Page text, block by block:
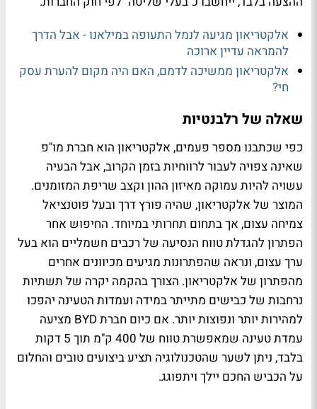
אלקטריאון מגיעה לנמל התעופה במילאנו - אבל הדרך
להמראה עדיין ארוכה
אלקטריאון ממשיכה לדמם, האם היה מקום להערת עסק
חי?
שאלה של רלבנטיות
כפי שכתבנו מספר פעמים, אלקטריאון הוא חברת מו"פ
שאינה צפויה לעבור לרווחיות בזמן הקרוב, אבל הבעיה
עשויה להיות עמוקה מאיזון ההון וקצב שריפת המזומנים.
המוצר של אלקטריאון, שהיה פורץ דרך ובעל פוטנציאל
צמיחה עצום, אך בתחום תחרותי במיוחד. החיפוש אחר
הפתרון להגדלת טווח הנסיעה של רכבים חשמליים הוא בעל
ערך עצום, ונראה שהפתרונות מגיעים מכיוונים אחרים
מהפתרון של אלקטריאון. הצורך בהקמה יקרה של תשתיות
נרחבות של כבישים מתייתר במידה ועמדות הטעינה יהפכו
למהירות יותר ונפוצות יותר. אם כיום חברת BYD מציעה
עמדת טעינה שמאפשרת טווח של 400 ק"מ תוך 5 דקות
בלבד, ניתן לשער שהטכנולוגיה תציע ביצועים טובים והחלום
על הכביש החכם יילך ויתפוגג.